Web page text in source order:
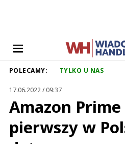
POLECAMY: TYLKO U NAS
17.06.2022 / 09:37
Amazon
pierwszy w